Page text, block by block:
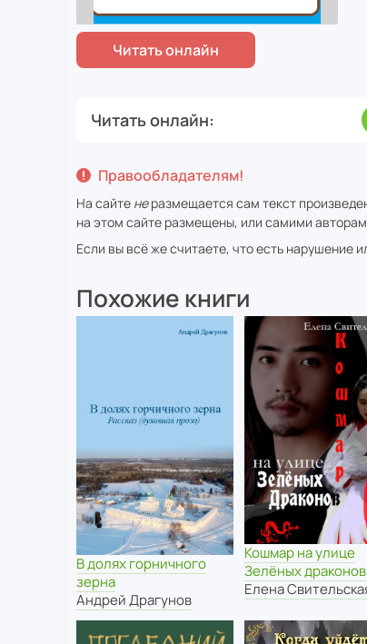
Читать онлайн
Правообладателям!
На сайте неразмещается сам текст
на этом сайте размещены, или самими
Если вы всё же считаете, что есть нарушение
Похожие книги
В долях горничного
зерна
Андрей Драгунов
Кошмар на улице
Зелёных драконов
Елена